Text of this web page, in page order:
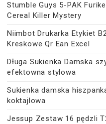
Stumble Guys 5-PAK
Cereal Killer Mystery
Niimbot Drukarka Etykiet
Kreskowe Qr Ean Excel
Długa Sukienka Damska
efektowna stylowa
Sukienka damska
koktajlowa
Jessup Zestaw 16 pędzli